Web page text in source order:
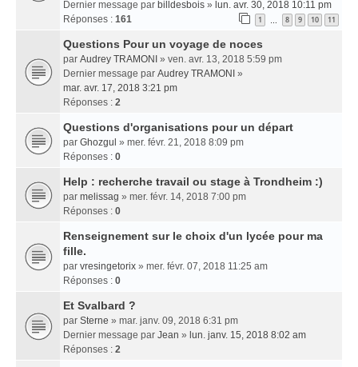
Dernier message par billdesbois » lun. avr. 30, 2018 10:11 pm
Réponses : 161 1 … 8 9 10 11
Questions Pour un voyage de noces
par Audrey TRAMONI » ven. avr. 13, 2018 5:59 pm
Dernier message par Audrey TRAMONI »
mar. avr. 17, 2018 3:21 pm
Réponses : 2
Questions d'organisations pour un départ
par Ghozgul » mer. févr. 21, 2018 8:09 pm
Réponses : 0
Help : recherche travail ou stage à Trondheim :)
par melissag » mer. févr. 14, 2018 7:00 pm
Réponses : 0
Renseignement sur le choix d'un lycée pour ma
fille.
par vresingetorix » mer. févr. 07, 2018 11:25 am
Réponses : 0
Et Svalbard ?
par Sterne » mar. janv. 09, 2018 6:31 pm
Dernier message par Jean » lun. janv. 15, 2018 8:02 am
Réponses : 2